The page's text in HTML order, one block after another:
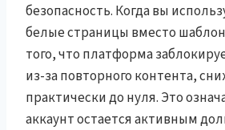
безопасность. Когда вы
белые страницы вместо
того, что платформа
из-за повторного контента,
практически до нуля. Это
аккаунт остается активным